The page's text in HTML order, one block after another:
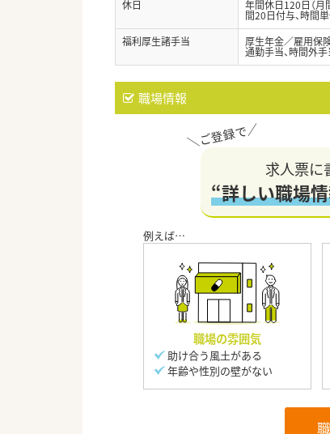
休日
年間休日120日（
間20日付与、時間
福利厚生諸手当
厚生年金／雇用保
通勤手当、時間外
職場情報
求人票に
“詳しい職場
職場の雰囲気
助け合う風土がある
年齢や性別の壁がない